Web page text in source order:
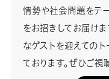
情勢や社会問題をテ
をお招きしてお届け
なゲストを迎えての
ております。ぜひご視